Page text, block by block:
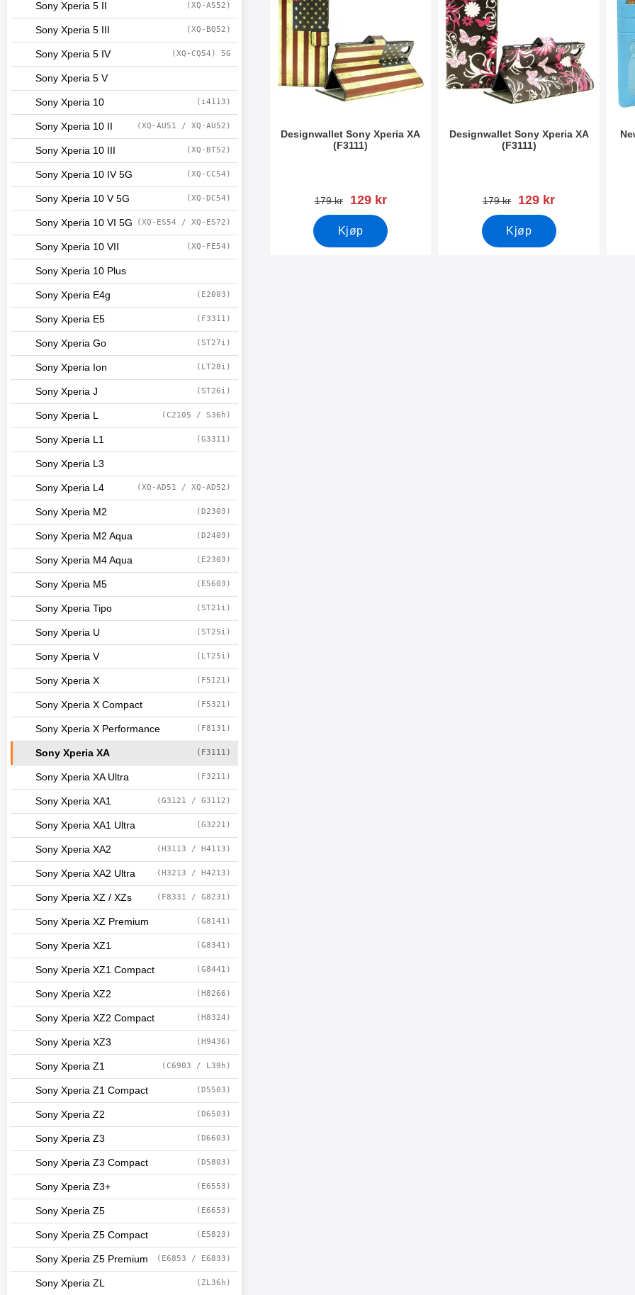
Sony Xperia 5 II (XQ-AS52)
Sony Xperia 5 III (XQ-BQ52)
Sony Xperia 5 IV (XQ-CQ54) 5G
Sony Xperia 5 V
Sony Xperia 10 (i4113)
Sony Xperia 10 II (XQ-AU51 / XQ-AU52)
Sony Xperia 10 III (XQ-BT52)
Sony Xperia 10 IV 5G (XQ-CC54)
Sony Xperia 10 V 5G (XQ-DC54)
Sony Xperia 10 VI 5G (XQ-ES54 / XQ-ES72)
Sony Xperia 10 VII (XQ-FE54)
Sony Xperia 10 Plus
Sony Xperia E4g (E2003)
Sony Xperia E5 (F3311)
Sony Xperia Go (ST27i)
Sony Xperia Ion (LT28i)
Sony Xperia J (ST26i)
Sony Xperia L (C2105 / S36h)
Sony Xperia L1 (G3311)
Sony Xperia L3
Sony Xperia L4 (XQ-AD51 / XQ-AD52)
Sony Xperia M2 (D2303)
Sony Xperia M2 Aqua (D2403)
Sony Xperia M4 Aqua (E2303)
Sony Xperia M5 (E5603)
Sony Xperia Tipo (ST21i)
Sony Xperia U (ST25i)
Sony Xperia V (LT25i)
Sony Xperia X (F5121)
Sony Xperia X Compact (F5321)
Sony Xperia X Performance (F8131)
Sony Xperia XA (F3111)
Sony Xperia XA Ultra (F3211)
Sony Xperia XA1 (G3121 / G3112)
Sony Xperia XA1 Ultra (G3221)
Sony Xperia XA2 (H3113 / H4113)
Sony Xperia XA2 Ultra (H3213 / H4213)
Sony Xperia XZ / XZs (F8331 / G8231)
Sony Xperia XZ Premium (G8141)
Sony Xperia XZ1 (G8341)
Sony Xperia XZ1 Compact (G8441)
Sony Xperia XZ2 (H8266)
Sony Xperia XZ2 Compact (H8324)
Sony Xperia XZ3 (H9436)
Sony Xperia Z1 (C6903 / L39h)
Sony Xperia Z1 Compact (D5503)
Sony Xperia Z2 (D6503)
Sony Xperia Z3 (D6603)
Sony Xperia Z3 Compact (D5803)
Sony Xperia Z3+ (E6553)
Sony Xperia Z5 (E6653)
Sony Xperia Z5 Compact (E5823)
Sony Xperia Z5 Premium (E6853 / E6833)
Sony Xperia ZL (ZL36h)
Designwallet Sony Xperia XA
(F3111)
gammel pris
179 kr ny pris
129 kr
Kjøp
Designwallet Sony Xperia XA
(F3111)
gammel pris
179 kr ny pris
129 kr
Kjøp